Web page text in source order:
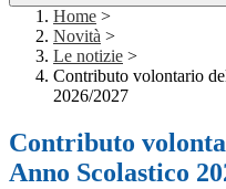
Home >
Novità >
Le notizie >
Contributo volontario
2026/2027
Contributo
Anno Scolastico